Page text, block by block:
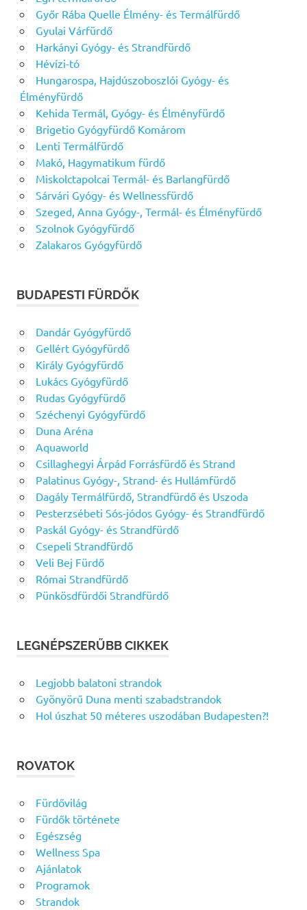
Győr Rába Quelle Élmény- és Termálfürdő
Gyulai Várfürdő
Harkányi Gyógy- és Strandfürdő
Hévízi-tó
Hungarospa, Hajdúszoboszlói Gyógy- és
Élményfürdő
Kehida Termál, Gyógy- és Élményfürdő
Brigetio Gyógyfürdő Komárom
Lenti Termálfürdő
Makó, Hagymatikum fürdő
Miskolctapolcai Termál- és Barlangfürdő
Sárvári Gyógy- és Wellnessfürdő
Szeged, Anna Gyógy-, Termál- és Élményfürdő
Szolnok Gyógyfürdő
Zalakaros Gyógyfürdő
BUDAPESTI FÜRDŐK
Dandár Gyógyfürdő
Gellért Gyógyfürdő
Király Gyógyfürdő
Lukács Gyógyfürdő
Rudas Gyógyfürdő
Széchenyi Gyógyfürdő
Duna Aréna
Aquaworld
Csillaghegyi Árpád Forrásfürdő és Strand
Palatinus Gyógy-, Strand- és Hullámfürdő
Dagály Termálfürdő, Strandfürdő és Uszoda
Pesterzsébeti Sós-jódos Gyógy- és Strandfürdő
Paskál Gyógy- és Strandfürdő
Csepeli Strandfürdő
Veli Bej Fürdő
Római Strandfürdő
Pünkösdfürdői Strandfürdő
LEGNÉPSZERŰBB CIKKEK
Legjobb balatoni strandok
Gyönyörű Duna menti szabadstrandok
Hol úszhat 50 méteres uszodában Budapesten?!
ROVATOK
Fürdővilág
Fürdők története
Egészség
Wellness Spa
Ajánlatok
Programok
Strandok